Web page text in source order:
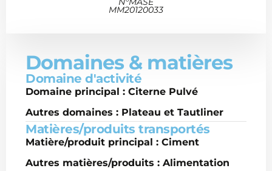
MM20120033
Domaines & matières
Domaine d'activité
Domaine principal : Citerne Pulvé
Autres domaines : Plateau et Tautliner
Matières/produits transportés
Matière/produit principal : Ciment
Autres matières/produits : Alimentation